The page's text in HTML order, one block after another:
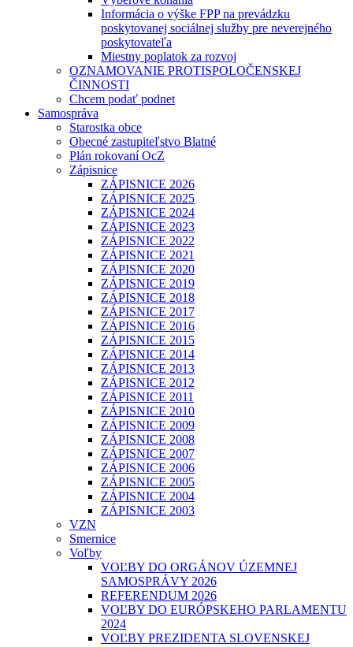
Informácia o výške FPP na prevádzku
poskytovanej sociálnej služby pre neverejného
poskytovateľa
Miestny poplatok za rozvoj
OZNAMOVANIE PROTISPOLOČENSKEJ
ČINNOSTI
Chcem podať podnet
Samospráva
Starostka obce
Obecné zastupiteľstvo Blatné
Plán rokovaní OcZ
Zápisnice
ZÁPISNICE 2026
ZÁPISNICE 2025
ZÁPISNICE 2024
ZÁPISNICE 2023
ZÁPISNICE 2022
ZÁPISNICE 2021
ZÁPISNICE 2020
ZÁPISNICE 2019
ZÁPISNICE 2018
ZÁPISNICE 2017
ZÁPISNICE 2016
ZÁPISNICE 2015
ZÁPISNICE 2014
ZÁPISNICE 2013
ZÁPISNICE 2012
ZÁPISNICE 2011
ZÁPISNICE 2010
ZÁPISNICE 2009
ZÁPISNICE 2008
ZÁPISNICE 2007
ZÁPISNICE 2006
ZÁPISNICE 2005
ZÁPISNICE 2004
ZÁPISNICE 2003
VZN
Smernice
Voľby
VOĽBY DO ORGÁNOV ÚZEMNEJ
SAMOSPRÁVY 2026
REFERENDUM 2026
VOĽBY DO EURÓPSKEHO PARLAMENTU
2024
VOĽBY PREZIDENTA SLOVENSKEJ